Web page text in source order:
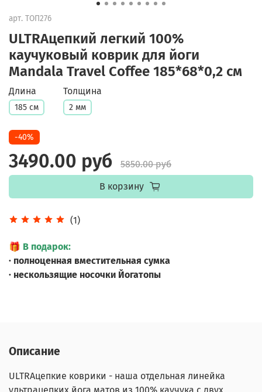
арт. ТОП276
ULTRAцепкий легкий 100%
каучуковый коврик для йоги
Mandala Travel Coffee 185*68*0,2 см
(1)
Длина
185 см
Толщина
2 мм
-40%
3490.00 руб
5850.00 руб
В корзину
🎁 В подарок:
· полноценная вместительная сумка
· нескользящие носочки Йогатопы
Описание
ULTRAцепкие коврики - наша отдельная линейка